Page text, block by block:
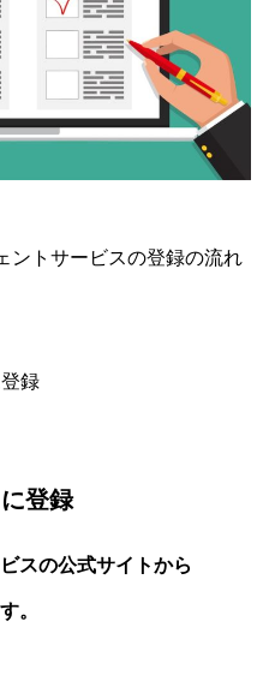
ントサービスの登録の流れ
録
登録
スの公式サイトから
。